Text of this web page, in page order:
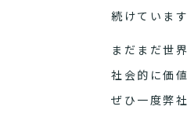
続けています
まだまだ世
社会的に価
ぜひ一度弊